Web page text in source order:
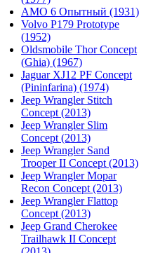
АМО 6 Опытный (1931)
Volvo P179 Prototype
(1952)
Oldsmobile Thor Concept
(Ghia) (1967)
Jaguar XJ12 PF Concept
(Pininfarina) (1974)
Jeep Wrangler Stitch
Concept (2013)
Jeep Wrangler Slim
Concept (2013)
Jeep Wrangler Sand
Trooper II Concept (2013)
Jeep Wrangler Mopar
Recon Concept (2013)
Jeep Wrangler Flattop
Concept (2013)
Jeep Grand Cherokee
Trailhawk II Concept